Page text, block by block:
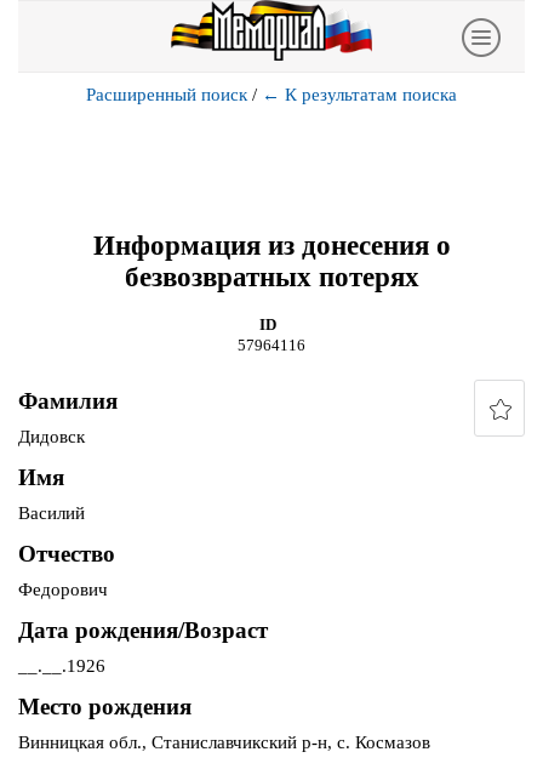
Расширенный поиск / ← К результатам поиска
Информация из донесения о
безвозвратных потерях
ID
57964116
Фамилия
Дидовск
Имя
Василий
Отчество
Федорович
Дата рождения/Возраст
__.__.1926
Место рождения
Винницкая обл., Станиславчикский р-н, с. Космазов